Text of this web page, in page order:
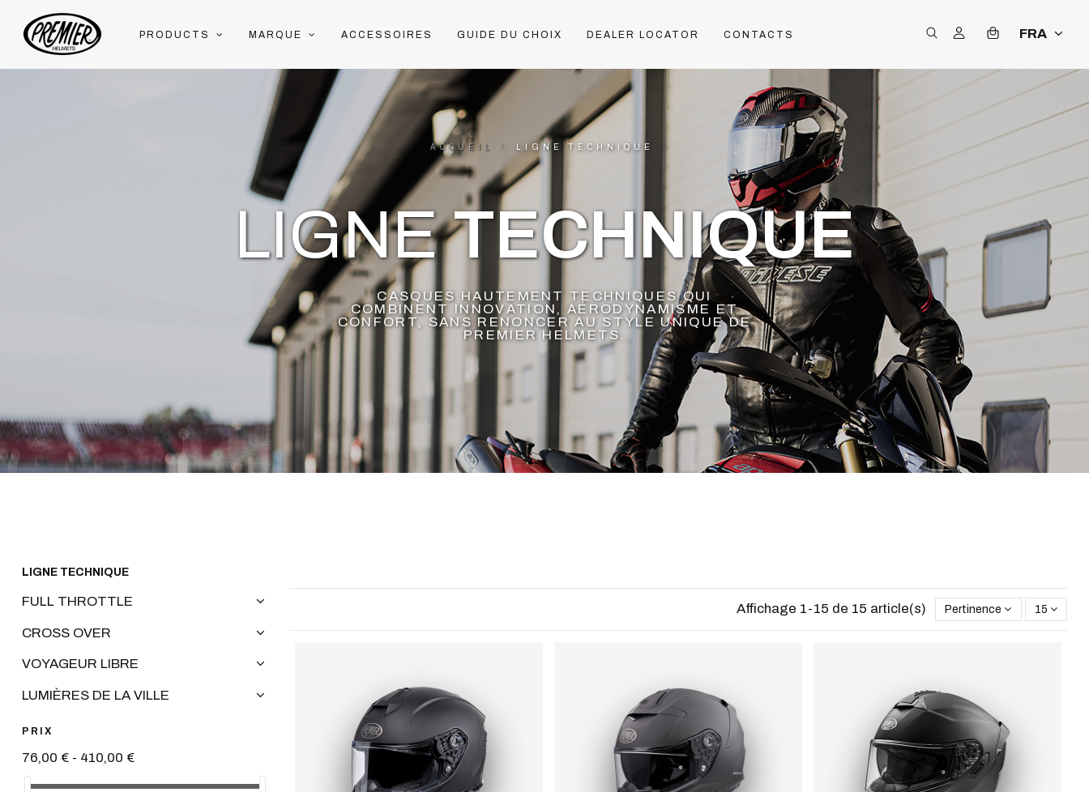
PRODUCTS MARQUE ACCESSOIRES GUIDE DU CHOIX DEALER LOCATOR CONTACTS FRA
ACCUEIL LIGNE TECHNIQUE
ACCUEIL LIGNE TECHNIQUE
LIGNETECHNIQUE
CASQUES HAUTEMENT TECHNIQUES QUI
COMBINENT INNOVATION, AÉRODYNAMISME ET
CONFORT, SANS RENONCER AU STYLE UNIQUE DE
PREMIER HELMETS.
Affichage 1-15 de 15 article(s) Pertinence 15
LIGNE TECHNIQUE
FULL THROTTLE
CROSS OVER
VOYAGEUR LIBRE
LUMIÈRES DE LA VILLE
PRIX
76,00 € - 410,00 €